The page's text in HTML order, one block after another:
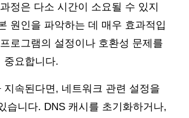
정은 다소 시간이 소요될 수 있지
원인을 파악하는 데 매우 효과적입
로그램의 설정이나 호환성 문제를
중요합니다.
지속된다면, 네트워크 관련 설정을
습니다. DNS 캐시를 초기화하거나,